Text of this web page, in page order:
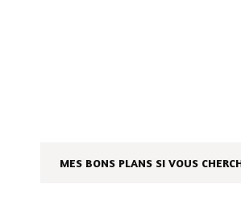
DIY ET CUISINE
MES BONS PLANS SI VOUS